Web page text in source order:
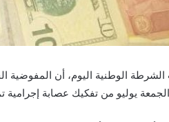
الوطنية اليوم، أن المفوضية
يوليو من تفكيك عصابة إجرامية